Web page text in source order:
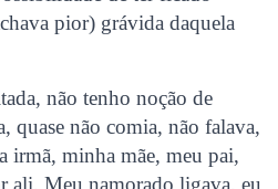
pior) grávida daquela
não tenho noção de
quase não comia, não falava,
irmã, minha mãe, meu pai,